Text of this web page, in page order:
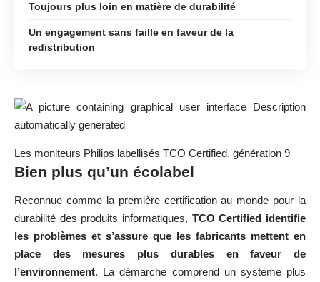
Toujours plus loin en matière de durabilité
Un engagement sans faille en faveur de la
redistribution
Les moniteurs Philips labellisés TCO Certified, génération 9
Bien plus qu’un écolabel
Reconnue comme la première certification au monde pour la
durabilité des produits informatiques, TCO Certified identifie
les problèmes et s’assure que les fabricants mettent en
place des mesures plus durables en faveur de
l’environnement. La démarche comprend un système plus